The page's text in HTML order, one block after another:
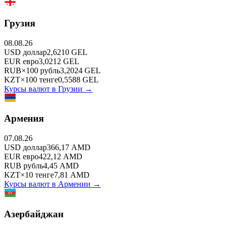
Грузия
08.08.26
USD доллар2,6210 GEL
EUR евро3,0212 GEL
RUB×100 рубль3,2024 GEL
KZT×100 тенге0,5588 GEL
Курсы валют в Грузии →
Армения
07.08.26
USD доллар366,17 AMD
EUR евро422,12 AMD
RUB рубль4,45 AMD
KZT×10 тенге7,81 AMD
Курсы валют в Армении →
Азербайджан